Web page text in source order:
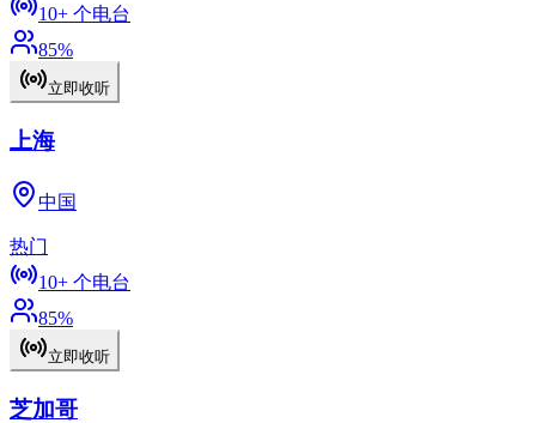
10+ 个电台
85%
立即收听
上海
中国
热门
10+ 个电台
85%
立即收听
芝加哥